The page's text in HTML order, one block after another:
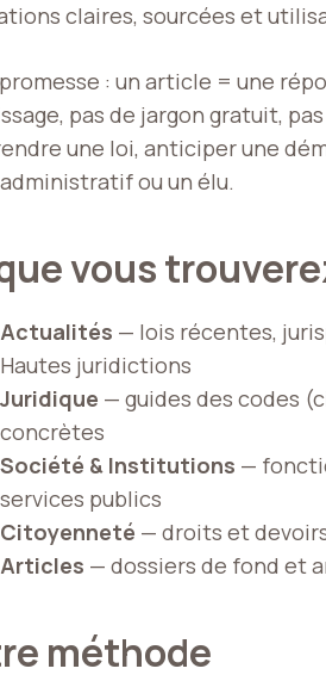
claires, sourcées et
: un article = une
pas de jargon gratuit,
une loi, anticiper une
ou un élu.
vous
Actualités — lois récentes,
Hautes juridictions
Juridique — guides des codes
concrètes
Société & Institutions —
services publics
Citoyenneté — droits et
Articles — dossiers de fond et
méthode